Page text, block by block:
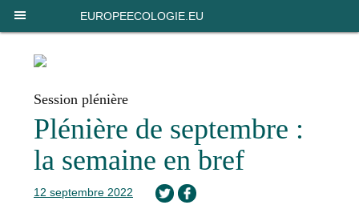
EUROPEECOLOGIE.EU
Session plénière
Plénière de septembre :
la semaine en bref
12 septembre 2022